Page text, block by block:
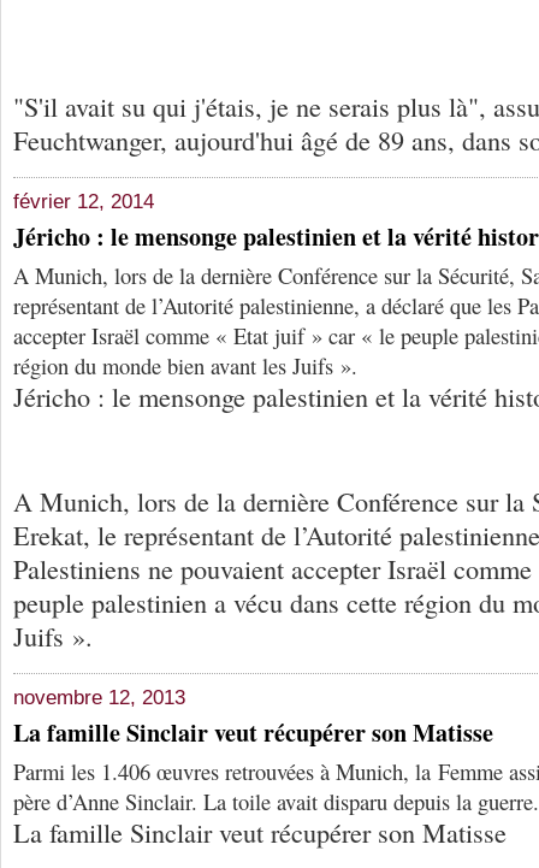
"S'il avait su qui j'étais, je ne serais plus là",
Feuchtwanger, aujourd'hui âgé de 89 ans, dans
février 12, 2014
Jéricho : le mensonge palestinien et la vérité
A Munich, lors de la dernière Conférence sur la Sécurité,
représentant de l’Autorité palestinienne, a déclaré que les
accepter Israël comme « Etat juif » car « le peuple
région du monde bien avant les Juifs ».
Jéricho : le mensonge palestinien et la vérité
A Munich, lors de la dernière Conférence sur la
Erekat, le représentant de l’Autorité
Palestiniens ne pouvaient accepter Israël
peuple palestinien a vécu dans cette région du
Juifs ».
novembre 12, 2013
La famille Sinclair veut récupérer son Matisse
Parmi les 1.406 œuvres retrouvées à Munich, la Femme
père d’Anne Sinclair. La toile avait disparu depuis la guerre.
La famille Sinclair veut récupérer son Matisse